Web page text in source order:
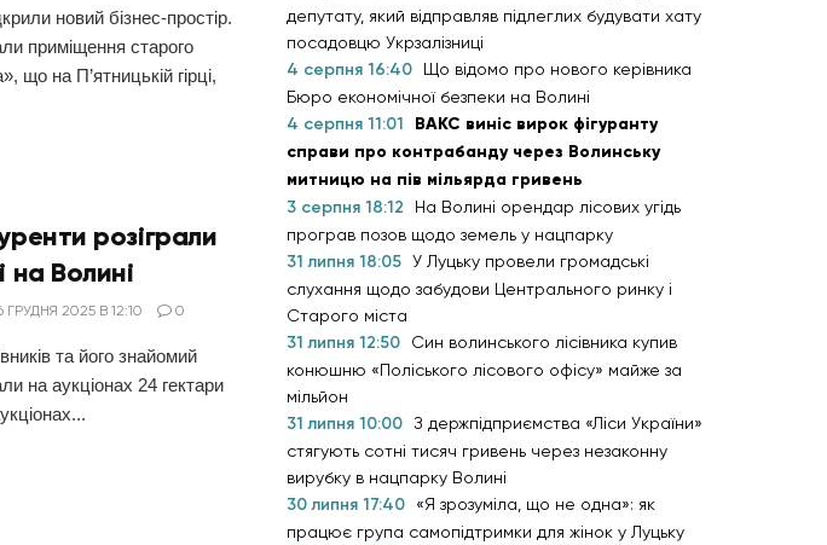
новий бізнес-простір.
приміщення старого
що на П’ятницькій гірці,
розіграли
на Волині
ГРУДНЯ 2025 В 12:10 0
та його знайомий
на аукціонах 24 гектари
депутату, який відправляв підлеглих будувати хату
посадовцю Укрзалізниці
4 серпня 16:40
Що відомо про нового керівника
Бюро економічної безпеки на Волині
4 серпня 11:01
ВАКС виніс вирок фігуранту
справи про контрабанду через Волинську
митницю на пів мільярда гривень
3 серпня 18:12
На Волині орендар лісових угідь
програв позов щодо земель у нацпарку
31 липня 18:05 У Луцьку провели громадські
слухання щодо забудови Центрального ринку і
Старого міста
31 липня 12:50
Син волинського лісівника купив
конюшню «Поліського лісового офісу» майже за
мільйон
31 липня 10:00 З держпідприємства «Ліси України»
стягують сотні тисяч гривень через незаконну
вирубку в нацпарку Волині
30 липня 17:40
«Я зрозуміла, що не одна»: як
працює група самопідтримки для жінок у Луцьку